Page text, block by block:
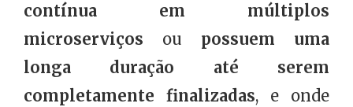
contínua em múltiplos
microserviços ou possuem uma
longa duração até serem
completamente finalizadas, e onde